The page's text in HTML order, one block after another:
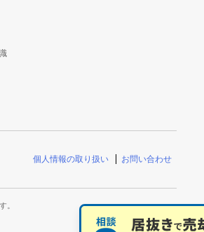
個人情報の取り扱い
お問い合わせ
。